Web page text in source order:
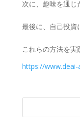
次に、趣味を通じ
最後に、自己投資
これらの方法を
https://